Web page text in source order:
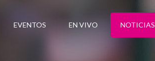
EVENTOS EN VIVO NOTICIAS